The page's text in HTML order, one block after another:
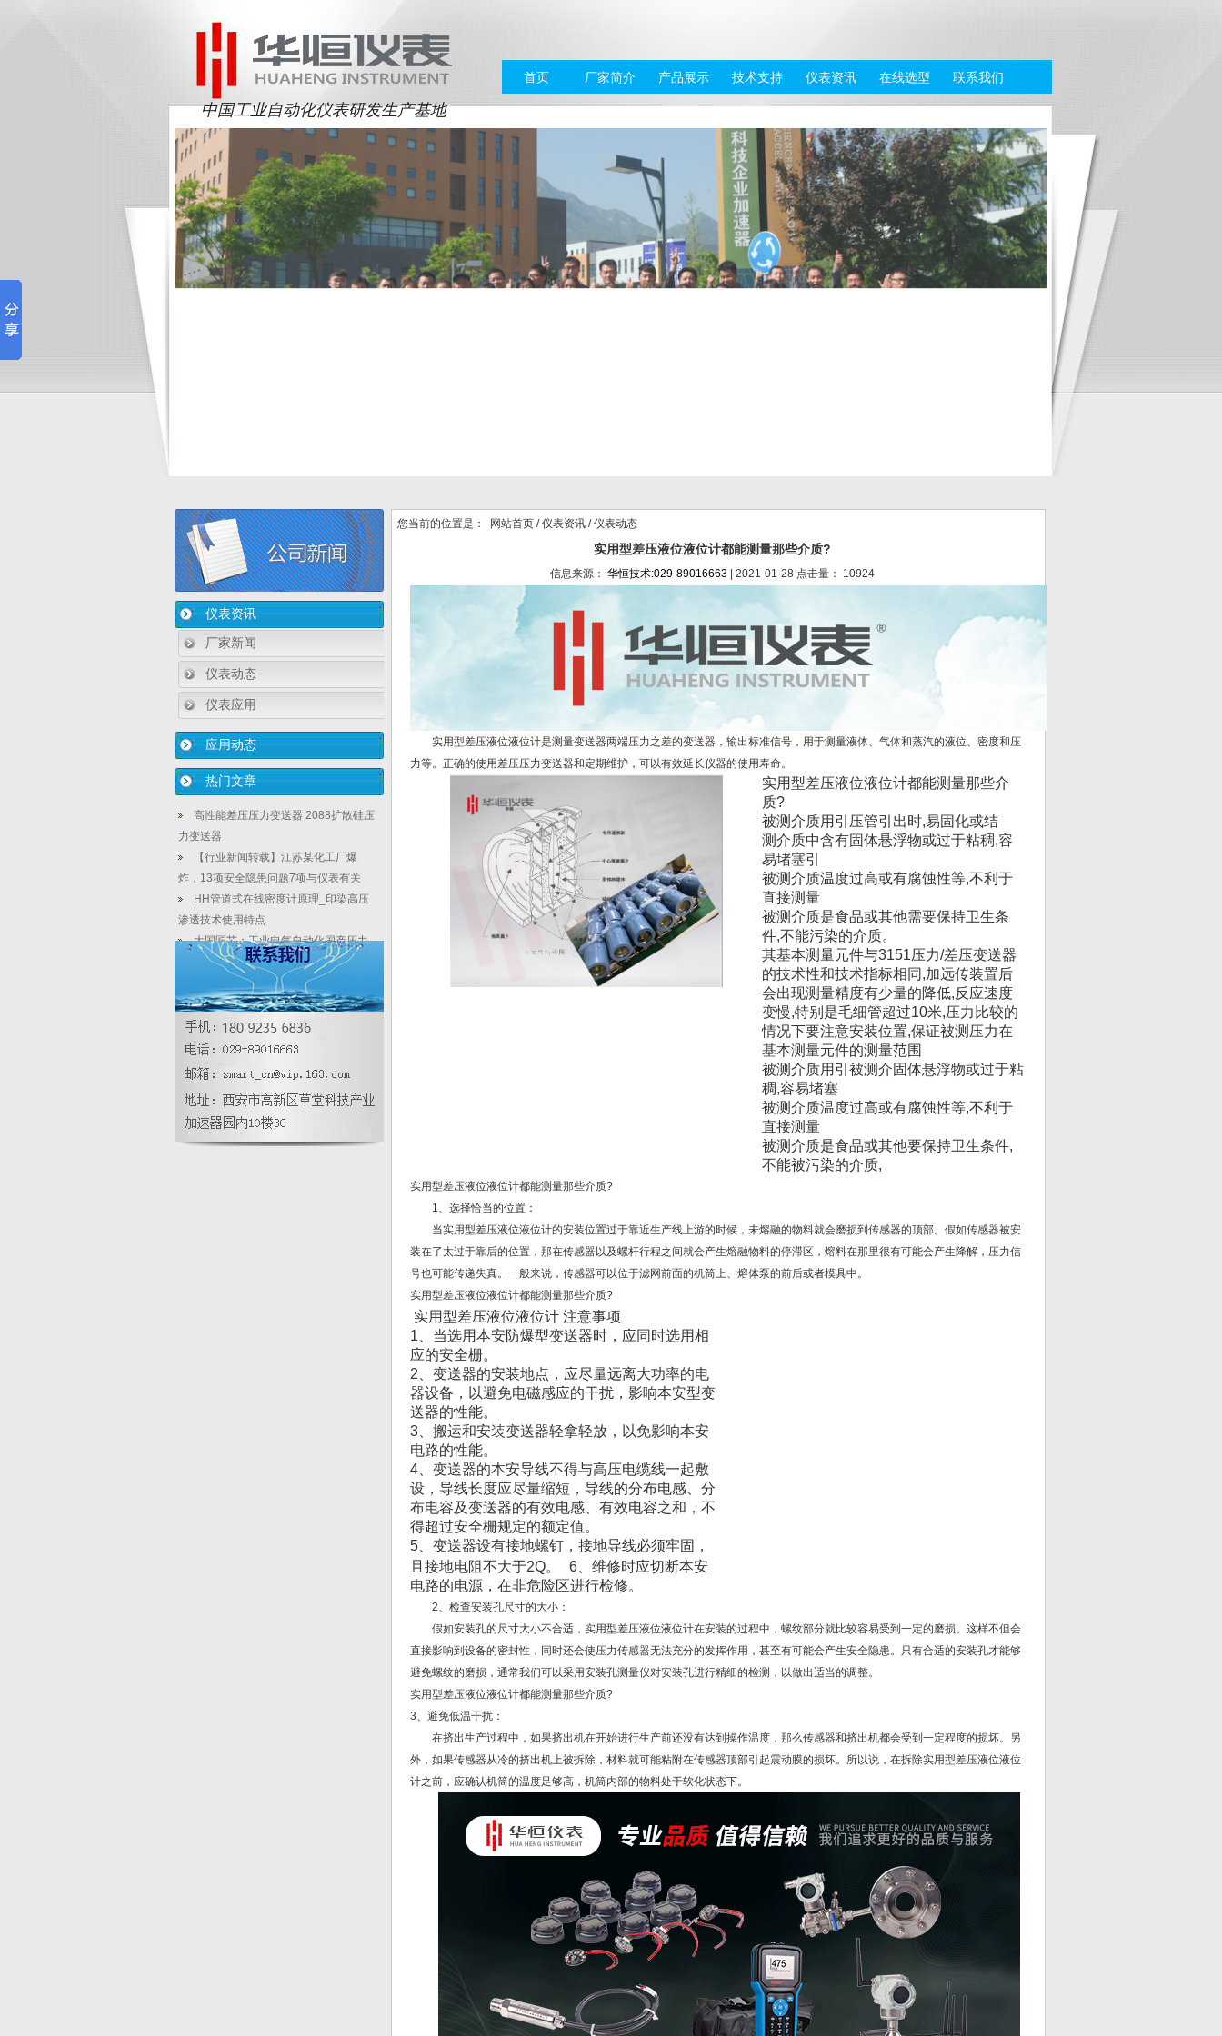
中国工业自动化仪表研发生产基地
首页 厂家简介 产品展示 技术支持 仪表资讯 在线选型 联系我们
仪表资讯
厂家新闻
仪表动态
仪表应用
应用动态
热门文章
高性能差压压力变送器 2088扩散硅压
力变送器
【行业新闻转载】江苏某化工厂爆
炸，13项安全隐患问题7项与仪表有关
HH管道式在线密度计原理_印染高压
渗透技术使用特点
大国匠芯：工业电气自动化国产压力
变送器控制的分析与节能减排中的作用
双法兰远传液位变送器:煤化工废水“近
零排放”的检测卫士
国产压力变送器控制：自动洗车房污
水处理系统
空气压力传感器用哪种的好？
您当前的位置是： 网站首页 /仪表资讯 / 仪表动态
实用型差压液位液位计都能测量那些介质?
信息来源： 华恒技术:029-89016663| 2021-01-28 点击量： 10924
实用型差压液位液位计是测量变送器两端压力之差的变送器，输出标准信号，用于测量液体、气体和蒸汽的液位、密度和压
力等。正确的使用差压压力变送器和定期维护，可以有效延长仪器的使用寿命。
实用型差压液位液位计都能测量那些介
质?
被测介质用引压管引出时,易固化或结
测介质中含有固体悬浮物或过于粘稠,容
易堵塞引
被测介质温度过高或有腐蚀性等,不利于
直接测量
被测介质是食品或其他需要保持卫生条
件,不能污染的介质。
其基本测量元件与3151压力/差压变送器
的技术性和技术指标相同,加远传装置后
会出现测量精度有少量的降低,反应速度
变慢,特别是毛细管超过10米,压力比较的
情况下要注意安装位置,保证被测压力在
基本测量元件的测量范围
被测介质用引被测介固体悬浮物或过于粘
稠,容易堵塞
被测介质温度过高或有腐蚀性等,不利于
直接测量
被测介质是食品或其他要保持卫生条件,
不能被污染的介质,
实用型差压液位液位计都能测量那些介质?
1、选择恰当的位置：
当实用型差压液位液位计的安装位置过于靠近生产线上游的时候，未熔融的物料就会磨损到传感器的顶部。假如传感器被安
装在了太过于靠后的位置，那在传感器以及螺杆行程之间就会产生熔融物料的停滞区，熔料在那里很有可能会产生降解，压力信
号也可能传递失真。一般来说，传感器可以位于滤网前面的机筒上、熔体泵的前后或者模具中。
实用型差压液位液位计都能测量那些介质?
实用型差压液位液位计 注意事项
1、当选用本安防爆型变送器时，应同时选用相
应的安全栅。
2、变送器的安装地点，应尽量远离大功率的电
器设备，以避免电磁感应的干扰，影响本安型变
送器的性能。
3、搬运和安装变送器轻拿轻放，以免影响本安
电路的性能。
4、变送器的本安导线不得与高压电缆线一起敷
设，导线长度应尽量缩短，导线的分布电感、分
布电容及变送器的有效电感、有效电容之和，不
得超过安全栅规定的额定值。
5、变送器设有接地螺钉，接地导线必须牢固，
且接地电阻不大于2Q。 6、维修时应切断本安
电路的电源，在非危险区进行检修。
2、检查安装孔尺寸的大小：
假如安装孔的尺寸大小不合适，实用型差压液位液位计在安装的过程中，螺纹部分就比较容易受到一定的磨损。这样不但会
直接影响到设备的密封性，同时还会使压力传感器无法充分的发挥作用，甚至有可能会产生安全隐患。只有合适的安装孔才能够
避免螺纹的磨损，通常我们可以采用安装孔测量仪对安装孔进行精细的检测，以做出适当的调整。
实用型差压液位液位计都能测量那些介质?
3、避免低温干扰：
在挤出生产过程中，如果挤出机在开始进行生产前还没有达到操作温度，那么传感器和挤出机都会受到一定程度的损坏。另
外，如果传感器从冷的挤出机上被拆除，材料就可能粘附在传感器顶部引起震动膜的损坏。所以说，在拆除实用型差压液位液位
计之前，应确认机筒的温度足够高，机筒内部的物料处于软化状态下。